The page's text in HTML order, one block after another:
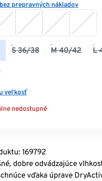
bez prepravných nákladov
S 36/38 M 40/42 L
veľkosť
nedostupné
169792
dobre odvádzajúce
vďaka úprave